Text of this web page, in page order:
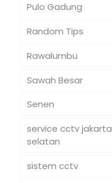
Pulo Gadung
Random Tips
Rawalumbu
Sawah Besar
Senen
service cctv jakarta
selatan
sistem cctv